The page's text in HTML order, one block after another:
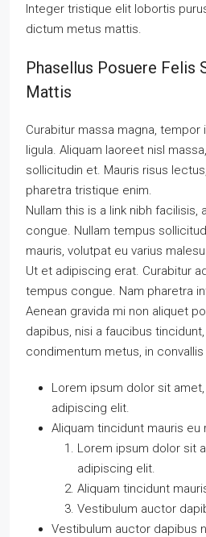
Integer tristique elit lobortis
dictum metus mattis.
Phasellus Posuere Felis
Mattis
Curabitur massa magna, tempor
ligula. Aliquam laoreet nisl
sollicitudin et. Mauris risus
pharetra tristique enim.
Nullam this is a link nibh facilisis,
congue. Nullam tempus
mauris, volutpat eu varius
Ut et adipiscing erat. Curabitur
tempus congue. Nam pharetra
Aenean gravida mi non aliquet
dapibus, nisi a faucibus
condimentum metus, in
Lorem ipsum dolor sit
adipiscing elit.
Aliquam tincidunt mauris eu
Lorem ipsum dolor sit
adipiscing elit.
Aliquam tincidunt
Vestibulum auctor
Vestibulum auctor dapibus